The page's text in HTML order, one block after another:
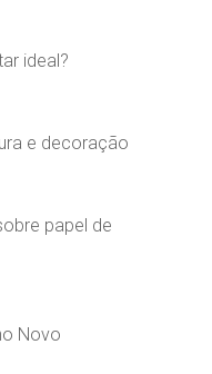
ideal?
e decoração
papel de
Novo